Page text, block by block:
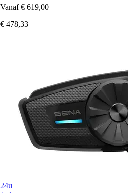
Vanaf € 619,00
€ 478,33
24u